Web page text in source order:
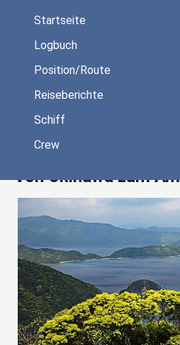
Startseite
Logbuch
Position/Route
Reiseberichte
Schiff
Crew
Von Okinawa zum